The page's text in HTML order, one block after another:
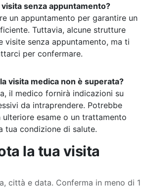
senza appuntamento?
un appuntamento per garantire un
Tuttavia, alcune strutture
visite senza appuntamento, ma ti
per confermare.
visita medica non è superata?
il medico fornirà indicazioni su
da intraprendere. Potrebbe
ulteriore esame o un trattamento
tua condizione di salute.
la tua visita
città e data. Conferma in meno di 1